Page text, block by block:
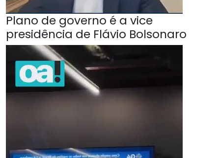
Plano de governo é a vice
presidência de Flávio Bolsonaro